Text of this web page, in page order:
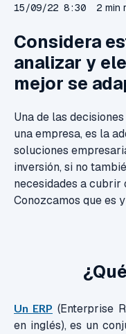
15/09/22 8:30 2 min
Considera
analizar y
mejor se
Una de las
una empresa, es la
soluciones
inversión, si no
necesidades a cubrir
Conozcamos que es
Un ERP (Enterprise
en inglés), es un